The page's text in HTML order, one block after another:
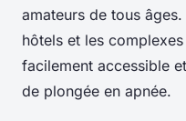
amateurs de tous
hôtels et les
facilement accessible
de plongée en apnée.